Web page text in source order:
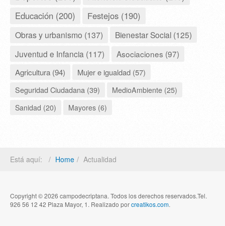
Educación (200) Festejos (190)
Obras y urbanismo (137)
Bienestar Social (125)
Juventud e Infancia (117)
Asociaciones (97)
Agricultura (94)
Mujer e igualdad (57)
Seguridad Ciudadana (39)
MedioAmbiente (25)
Sanidad (20)
Mayores (6)
Está aquí: Home Actualidad
Copyright © 2026 campodecriptana. Todos los derechos reservados.Tel.
926 56 12 42 Plaza Mayor, 1. Realizado porcreatikos.com.